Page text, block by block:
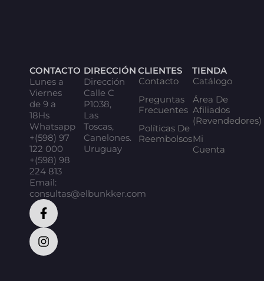
CONTACTO
Lunes a
Viernes
de 9 a
18Hs
Whatsapp
+(598) 97
122 000
+(598) 98
224 813
Email:
consultas@elbunkker.com
DIRECCIÓN
Dirección
Calle C
P1038,
Las
Toscas,
Canelones.
Uruguay
CLIENTES
Contacto
Preguntas
Frecuentes
Políticas De
Reembolsos
TIENDA
Catálogo
Área De
Afiliados
(Revendedores)
Mi
Cuenta